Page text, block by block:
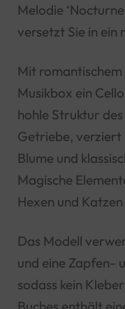
Melodie
versetzt Sie in ein
Mit
Musikbox ein
hohle Struktur
Getriebe, verziert
Blume und
Magische
Hexen und
Das Modell
und eine Zapfen-
sodass kein